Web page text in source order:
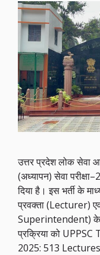
उत्तर प्रदेश लोक सेवा
(अध्यापन) सेवा
दिया है। इस भर्ती के
प्रवक्ता (Lecturer)
Superintendent) के
प्रक्रिया को
2025: 513